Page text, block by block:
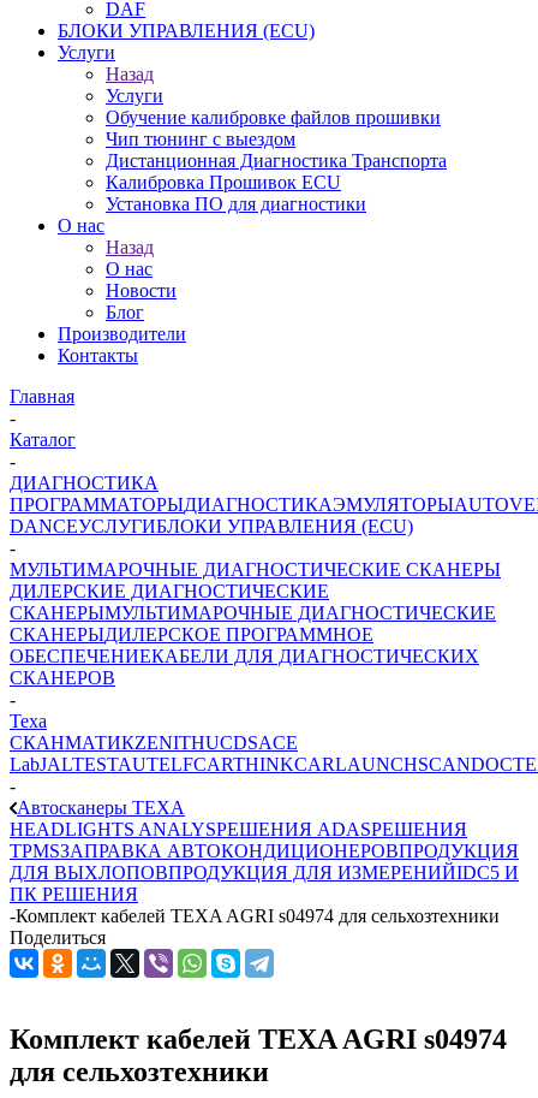
DAF
БЛОКИ УПРАВЛЕНИЯ (ECU)
Услуги
Назад
Услуги
Обучение калибровке файлов прошивки
Чип тюнинг с выездом
Дистанционная Диагностика Транспорта
Калибровка Прошивок ECU
Установка ПО для диагностики
О нас
Назад
О нас
Новости
Блог
Производители
Контакты
Главная
-
Каталог
-
ДИАГНОСТИКА
ПРОГРАММАТОРЫДИАГНОСТИКАЭМУЛЯТОРЫ
DANCEУСЛУГИБЛОКИ УПРАВЛЕНИЯ (ECU)
-
МУЛЬТИМАРОЧНЫЕ ДИАГНОСТИЧЕСКИЕ СКАНЕРЫ
ДИЛЕРСКИЕ ДИАГНОСТИЧЕСКИЕ
СКАНЕРЫМУЛЬТИМАРОЧНЫЕ ДИАГНОСТИЧЕСКИЕ
СКАНЕРЫДИЛЕРСКОЕ ПРОГРАММНОЕ
ОБЕСПЕЧЕНИЕКАБЕЛИ ДЛЯ ДИАГНОСТИЧЕСКИХ
СКАНЕРОВ
-
Texa
СКАНМАТИКZENITHUCDSACE
LabJALTESTAUTELFCARTHINKCARLAUNCHSCANDOC
-
Автосканеры TEXA
HEADLIGHTS ANALYSРЕШЕНИЯ ADASРЕШЕНИЯ
TPMSЗАПРАВКА АВТОКОНДИЦИОНЕРОВПРОДУКЦИЯ
ДЛЯ ВЫХЛОПОВПРОДУКЦИЯ ДЛЯ ИЗМЕРЕНИЙIDC5 И
ПК РЕШЕНИЯ
-Комплект кабелей TEXA AGRI s04974 для сельхозтехники
Поделиться
Комплект кабелей TEXA AGRI s04974
для сельхозтехники